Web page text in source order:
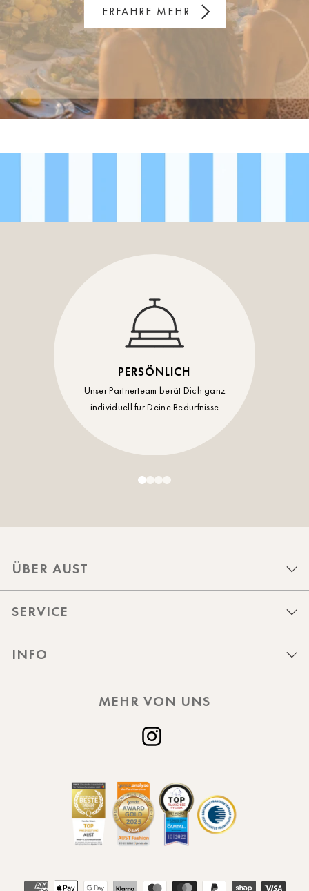
ERFAHRE MEHR
PERSÖNLICH
Unser Partnerteam berät Dich ganz
individuell für Deine Bedürfnisse
ÜBER AUST
SERVICE
INFO
MEHR VON UNS